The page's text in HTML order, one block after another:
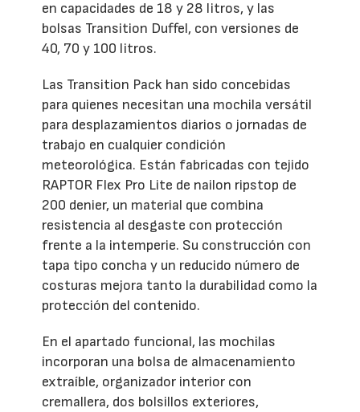
en capacidades de 18 y 28 litros, y las
bolsas Transition Duffel, con versiones de
40, 70 y 100 litros.
Las Transition Pack han sido concebidas
para quienes necesitan una mochila versátil
para desplazamientos diarios o jornadas de
trabajo en cualquier condición
meteorológica. Están fabricadas con tejido
RAPTOR Flex Pro Lite de nailon ripstop de
200 denier, un material que combina
resistencia al desgaste con protección
frente a la intemperie. Su construcción con
tapa tipo concha y un reducido número de
costuras mejora tanto la durabilidad como la
protección del contenido.
En el apartado funcional, las mochilas
incorporan una bolsa de almacenamiento
extraíble, organizador interior con
cremallera, dos bolsillos exteriores,